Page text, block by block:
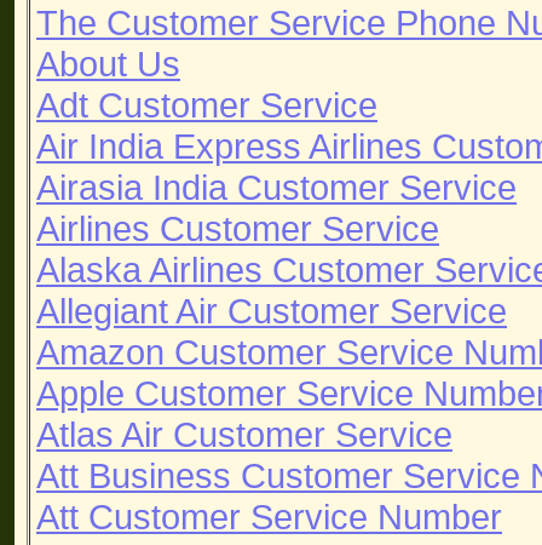
The Customer Service Phone
About Us
Adt Customer Service
Air India Express Airlines
Airasia India Customer Service
Airlines Customer Service
Alaska Airlines Customer
Allegiant Air Customer Service
Amazon Customer Service
Apple Customer Service
Atlas Air Customer Service
Att Business Customer Service
Att Customer Service Number